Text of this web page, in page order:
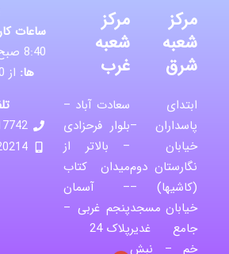
مرکز
شعبه
شرق
ابتدای
پاسداران –
خیابان
نگارستان دوم
(کاشیها) –
خیابان مسجد
جامع غدیر
خم – نبش
مرکز
شعبه
غرب
سعادت آباد –
بلوار فرحزادی
– بالاتر از
میدان کتاب
– آسمان
پنجم غربی –
پلاک 24
ساعات
8:40 صبح تا 20:20 شب |
ها: از 8:40 صبح تا 18 شب